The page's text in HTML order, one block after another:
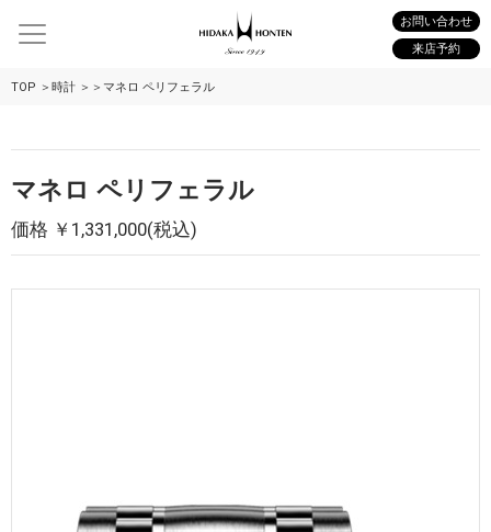
お問い合わせ
来店予約
TOP 時計 マネロ ペリフェラル
マネロ ペリフェラル
価格 ￥1,331,000(税込)